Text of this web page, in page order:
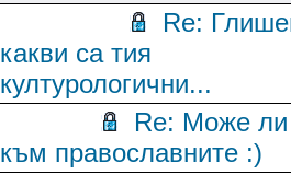
Re:
какви са тия
културологични...
Re: Може
към православните :)